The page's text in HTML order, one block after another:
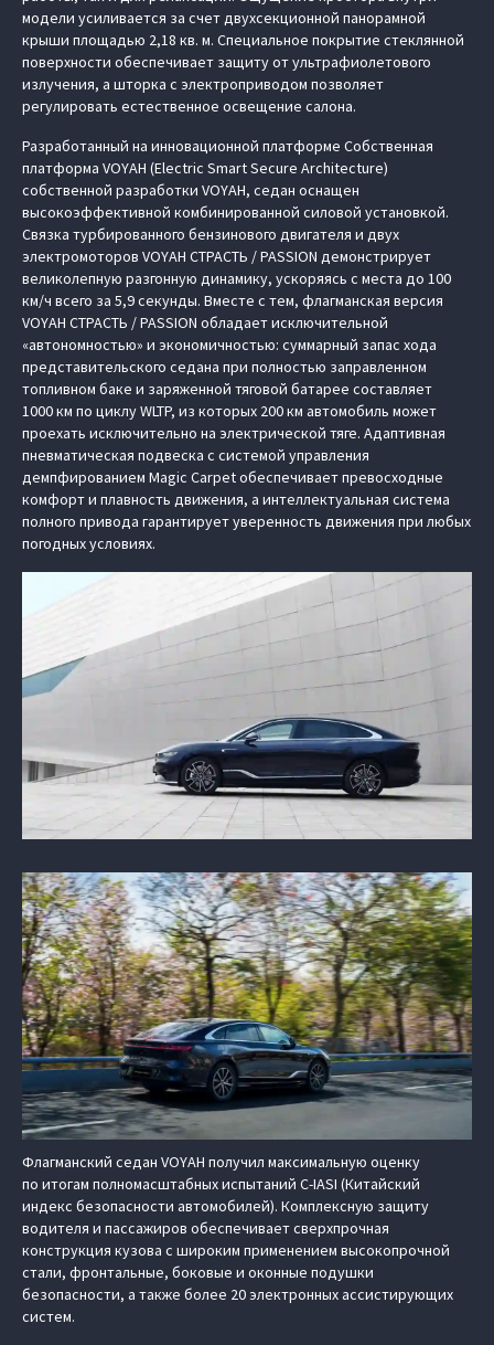
модели усиливается за счет двухсекционной панорамной
крыши площадью 2,18 кв. м. Специальное покрытие стеклянной
поверхности обеспечивает защиту от ультрафиолетового
излучения, а шторка с электроприводом позволяет
регулировать естественное освещение салона.
Разработанный на инновационной платформе Cобственная
платформа VOYAH (Electric Smart Secure Architecture)
собственной разработки VOYAH, седан оснащен
высокоэффективной комбинированной силовой установкой.
Связка турбированного бензинового двигателя и двух
электромоторов VOYAH СТРАСТЬ / PASSION демонстрирует
великолепную разгонную динамику, ускоряясь с места до 100
км/ч всего за 5,9 секунды. Вместе с тем, флагманская версия
VOYAH СТРАСТЬ / PASSION обладает исключительной
«автономностью» и экономичностью: суммарный запас хода
представительского седана при полностью заправленном
топливном баке и заряженной тяговой батарее составляет
1000 км по циклу WLTP, из которых 200 км автомобиль может
проехать исключительно на электрической тяге. Адаптивная
пневматическая подвеска с системой управления
демпфированием Magic Carpet обеспечивает превосходные
комфорт и плавность движения, а интеллектуальная система
полного привода гарантирует уверенность движения при любых
погодных условиях.
Флагманский седан VOYAH получил максимальную оценку
по итогам полномасштабных испытаний C-IASI (Китайский
индекс безопасности автомобилей). Комплексную защиту
водителя и пассажиров обеспечивает сверхпрочная
конструкция кузова с широким применением высокопрочной
стали, фронтальные, боковые и оконные подушки
безопасности, а также более 20 электронных ассистирующих
систем.